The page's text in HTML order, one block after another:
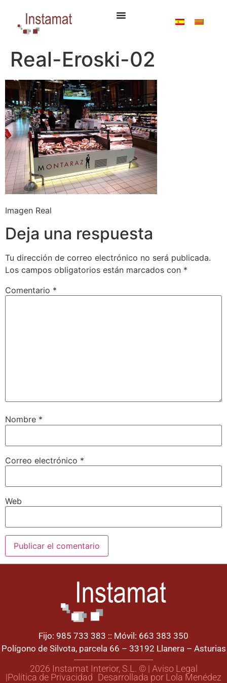
Real-Eroski-02
Imagen Real
Deja una respuesta
Tu dirección de correo electrónico no será publicada.
Los campos obligatorios están marcados con *
Comentario *
Nombre *
Correo electrónico *
Web
Fijo: 985 733 383 :: Móvil: 663 383 350
Polígono de Silvota, parcela 66 – 33192 Llanera – Asturias
2026 Instamat Interior, S.L. © | Aviso Legal
|Política de Privacidad Desarrollada por Lola Menédez